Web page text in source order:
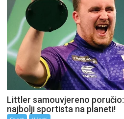
Littler samouvjereno
najbolji sportista na planeti!